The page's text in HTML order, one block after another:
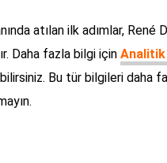
atılan ilk adımlar,
Daha fazla bilgi için
Bu tür bilgileri daha